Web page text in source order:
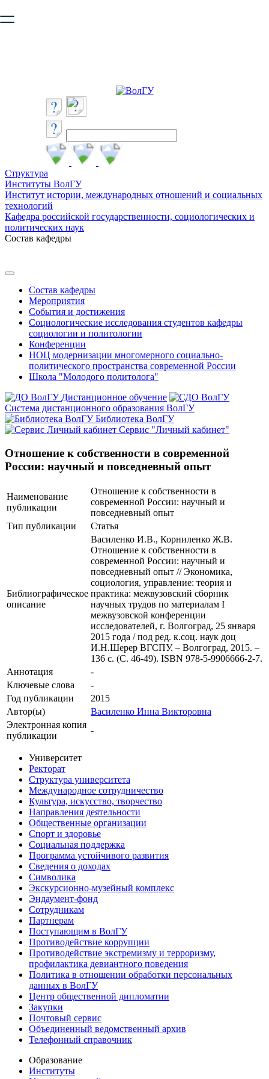
безопасную работу с сайтом. Пожалуйста
Структура
Институты ВолГУ
Институт истории, международных отношений и социальных
технологий
Кафедра российской государственности, социологических и
политических наук
Состав кафедры
Состав кафедры
Мероприятия
События и достижения
Социологические исследования студентов кафедры
социологии и политологии
Конференции
НОЦ модернизации многомерного социально-
политического пространства современной России
Школа "Молодого политолога"
Дистанционное обучение
Система дистанционного образования ВолГУ
Библиотека ВолГУ
Сервис "Личный кабинет"
Отношение к собственности в современной
России: научный и повседневный опыт
Наименование
публикации
Отношение к собственности в
современной России: научный и
повседневный опыт
Тип публикации
Статья
Библиографическое
описание
Василенко И.В., Корниленко Ж.В.
Отношение к собственности в
современной России: научный и
повседневный опыт // Экономика,
социология, управление: теория и
практика: межвузовский сборник
научных трудов по материалам I
межвузовской конференции
исследователей, г. Волгоград, 25 января
2015 года / под ред. к.соц. наук доц
И.Н.Шерер ВГСПУ. – Волгоград, 2015. –
136 с. (С. 46-49). ISBN 978-5-9906666-2-7.
Аннотация
-
Ключевые cлова
-
Год публикации
2015
Автор(ы)
Василенко Инна Викторовна
Электронная копия
публикации
-
Университет
Ректорат
Структура университета
Международное сотрудничество
Культура, искусство, творчество
Направления деятельности
Общественные организации
Спорт и здоровье
Социальная поддержка
Программа устойчивого развития
Сведения о доходах
Символика
Экскурсионно-музейный комплекс
Эндаумент-фонд
Сотрудникам
Партнерам
Поступающим в ВолГУ
Противодействие коррупции
Противодействие экстремизму и терроризму,
профилактика девиантного поведения
Политика в отношении обработки персональных
данных в ВолГУ
Центр общественной дипломатии
Закупки
Почтовый сервис
Объединенный ведомственный архив
Телефонный справочник
Образование
Институты